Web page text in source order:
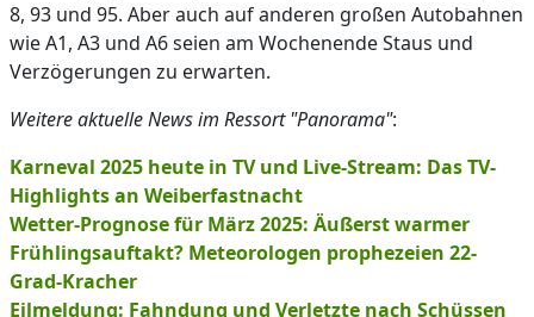
8, 93 und 95. Aber auch auf anderen großen Autobahnen
wie A1, A3 und A6 seien am Wochenende Staus und
Verzögerungen zu erwarten.
Weitere aktuelle News im Ressort "Panorama":
Karneval 2025 heute in TV und Live-Stream: Das TV-
Highlights an Weiberfastnacht
Wetter-Prognose für März 2025: Äußerst warmer
Frühlingsauftakt? Meteorologen prophezeien 22-
Grad-Kracher
Eilmeldung: Fahndung und Verletzte nach Schüssen